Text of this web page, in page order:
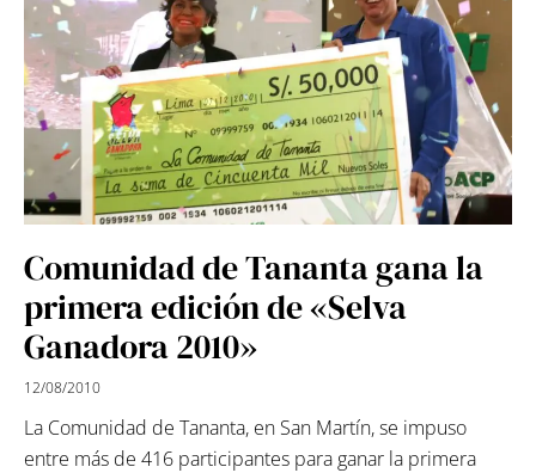
Comunidad de Tananta gana la
primera edición de «Selva
Ganadora 2010»
12/08/2010
La Comunidad de Tananta, en San Martín, se impuso
entre más de 416 participantes para ganar la primera